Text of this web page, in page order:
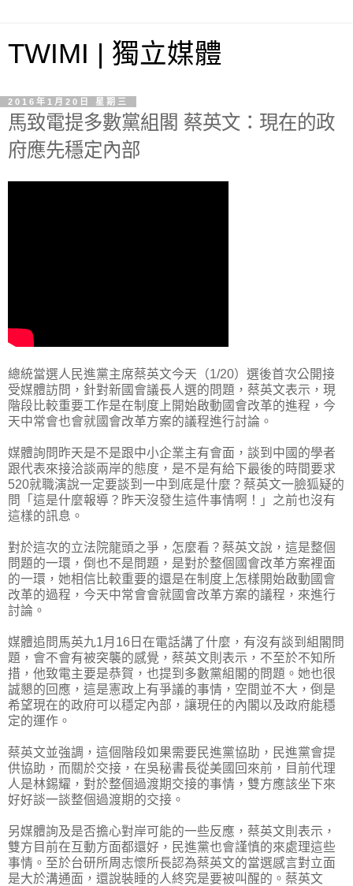
TWIMI | 獨立媒體
2016年1月20日 星期三
馬致電提多數黨組閣 蔡英文：現在的政
府應先穩定內部
總統當選人民進黨主席蔡英文今天（1/20）選後首次公開接
受媒體訪問，針對新國會議長人選的問題，蔡英文表示，現
階段比較重要工作是在制度上開始啟動國會改革的進程，今
天中常會也會就國會改革方案的議程進行討論。
媒體詢問昨天是不是跟中小企業主有會面，談到中國的學者
跟代表來接洽談兩岸的態度，是不是有給下最後的時間要求
520就職演說一定要談到一中到底是什麼？蔡英文一臉狐疑的
問「這是什麼報導？昨天沒發生這件事情啊！」之前也沒有
這樣的訊息。
對於這次的立法院龍頭之爭，怎麼看？蔡英文說，這是整個
問題的一環，倒也不是問題，是對於整個國會改革方案裡面
的一環，她相信比較重要的還是在制度上怎樣開始啟動國會
改革的過程，今天中常會會就國會改革方案的議程，來進行
討論。
媒體追問馬英九1月16日在電話講了什麼，有沒有談到組閣問
題，會不會有被突襲的感覺，蔡英文則表示，不至於不知所
措，他致電主要是恭賀，也提到多數黨組閣的問題。她也很
誠懇的回應，這是憲政上有爭議的事情，空間並不大，倒是
希望現在的政府可以穩定內部，讓現任的內閣以及政府能穩
定的運作。
蔡英文並強調，這個階段如果需要民進黨協助，民進黨會提
供協助，而關於交接，在吳秘書長從美國回來前，目前代理
人是林錫耀，對於整個過渡期交接的事情，雙方應該坐下來
好好談一談整個過渡期的交接。
另媒體詢及是否擔心對岸可能的一些反應，蔡英文則表示，
雙方目前在互動方面都還好，民進黨也會謹慎的來處理這些
事情。至於台研所周志懷所長認為蔡英文的當選感言對立面
是大於溝通面，還說裝睡的人終究是要被叫醒的。蔡英文